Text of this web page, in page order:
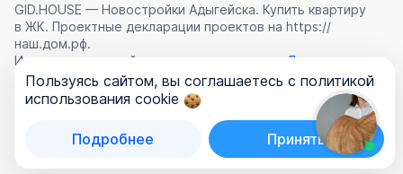
GID.HOUSE — Новостройки Адыгейска. Купить квартиру
в ЖК. Проектные декларации проектов на https://
наш.дом.рф.
Использование сайта означает согласие с
Лицензионным
соглашением ,Политикой конфиденциальностии
Политикой обработки персональных данных
ООО «ГИД.ХАУЗ»
Пользуясь сайтом, вы соглашаетесь с политикой
использования cookie
Подробнее Принять